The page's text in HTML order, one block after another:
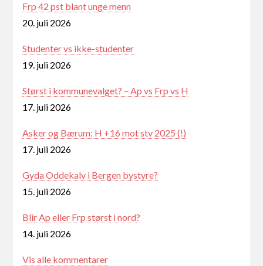
Frp 42 pst blant unge menn
20. juli 2026
Studenter vs ikke-studenter
19. juli 2026
Størst i kommunevalget? – Ap vs Frp vs H
17. juli 2026
Asker og Bærum: H +16 mot stv 2025 (!)
17. juli 2026
Gyda Oddekalv i Bergen bystyre?
15. juli 2026
Blir Ap eller Frp størst i nord?
14. juli 2026
Vis alle kommentarer